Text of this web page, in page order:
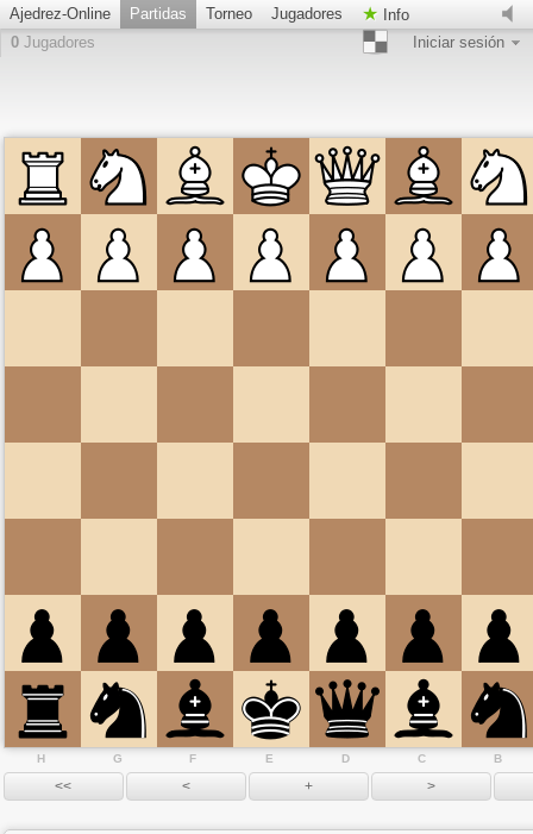
Ajedrez-Online Partidas Torneo Jugadores
Info
0 Jugadores Iniciar sesión
B
C
D
E
F
G
H